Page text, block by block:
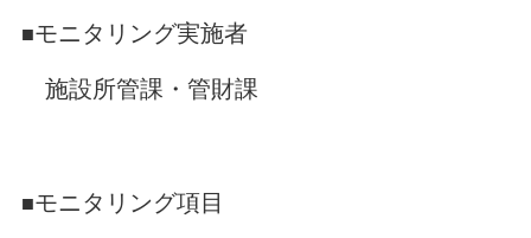
■モニタリング実施者
施設所管課・管財課
■モニタリング項目